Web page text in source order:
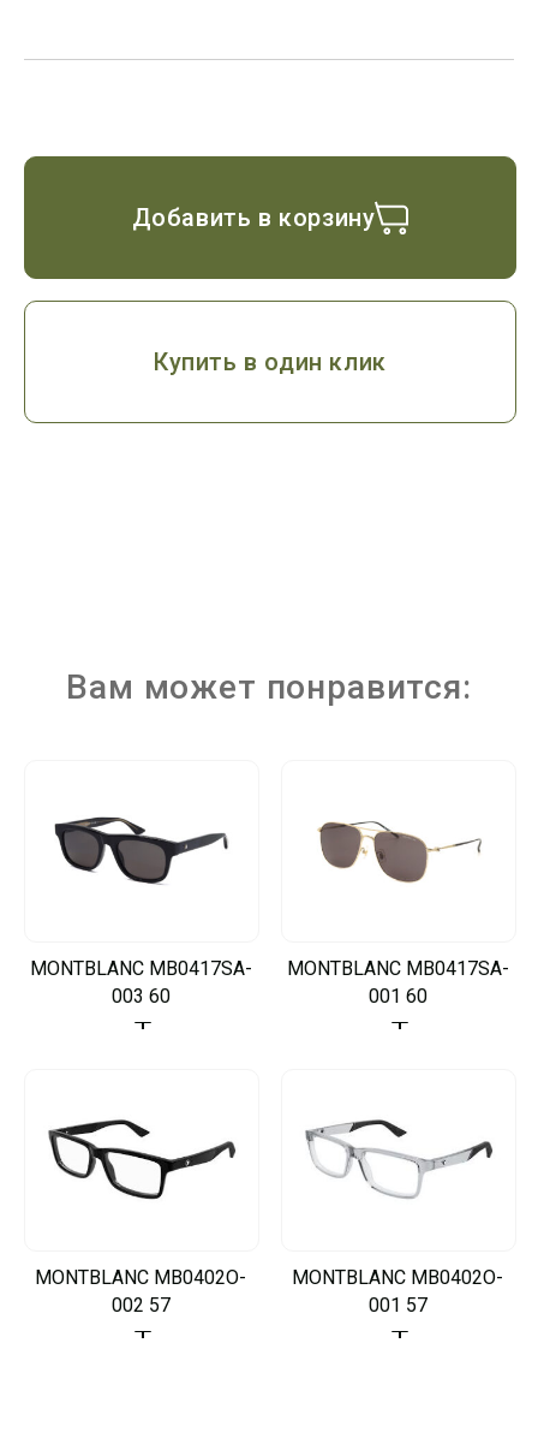
Добавить в корзину
Купить в один клик
Вам может понравится:
MONTBLANC MB0417SA-
003 60
MONTBLANC MB0417SA-
001 60
MONTBLANC MB0402O-
002 57
MONTBLANC MB0402O-
001 57